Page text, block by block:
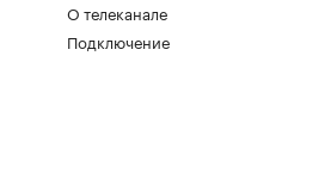
О телеканале
Подключение